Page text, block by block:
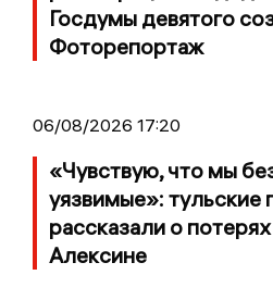
Госдумы девятого
Фоторепортаж
06/08/2026 17:20
«Чувствую, что мы
уязвимые»:
рассказали о
Алексине